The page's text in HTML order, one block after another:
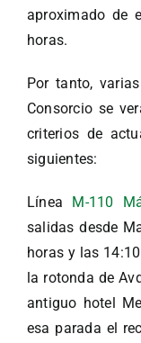
aproximado de
horas.
Por tanto,
Consorcio se
criterios de
siguientes:
Línea M-110
salidas desde
horas y las
la rotonda de
antiguo hotel
esa parada el